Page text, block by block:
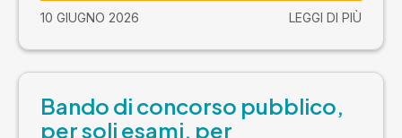
10 GIUGNO 2026 LEGGI DI PIÙ
Bando di concorso pubblico,
per soli esami, per